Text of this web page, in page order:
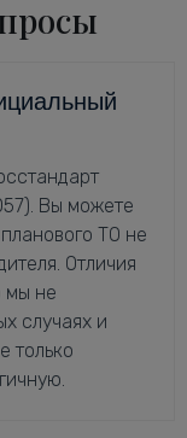
Вы можете
ТО не
Отличия
мы не
случаях и
только